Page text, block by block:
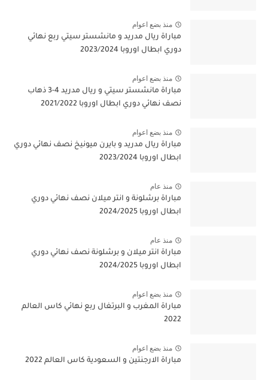
منذ بضع اعوام
مباراة ريال مدريد و مانشستر سيتي ربع نهائي
دوري ابطال اوروبا 2023/2024
منذ بضع اعوام
مباراة مانشستر سيتي و ريال مدريد 4-3 ذهاب
نصف نهائي دوري ابطال اوروبا 2021/2022
منذ بضع اعوام
مباراة ريال مدريد و بايرن ميونيخ نصف نهائي دوري
ابطال اوروبا 2023/2024
منذ عام
مباراة برشلونة و انتر ميلان نصف نهائي دوري
ابطال اوروبا 2024/2025
منذ عام
مباراة انتر ميلان و برشلونة نصف نهائي دوري
ابطال اوروبا 2024/2025
منذ بضع اعوام
مباراة المغرب و البرتغال ربع نهائي كاس العالم
2022
منذ بضع اعوام
مباراة الارجنتين و السعودية كاس العالم 2022